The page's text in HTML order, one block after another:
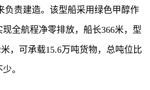
负责建造。该型船采用绿色甲醇作
全航程净零排放，船长366米，型
，可承载15.6万吨货物，总吨位比
。